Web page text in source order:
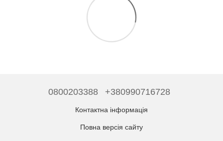
0800203388 +380990716728
Контактна інформація
Повна версія сайту